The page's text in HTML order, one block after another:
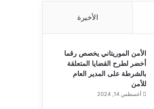
الأخيرة
الأمن الموريتاني يخصص رقما
أخضر لطرح القضايا المتعلقة
بالشرطة على المدير العام
للأمن
أغسطس 14, 2024